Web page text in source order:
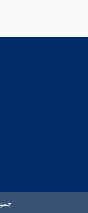
جميع